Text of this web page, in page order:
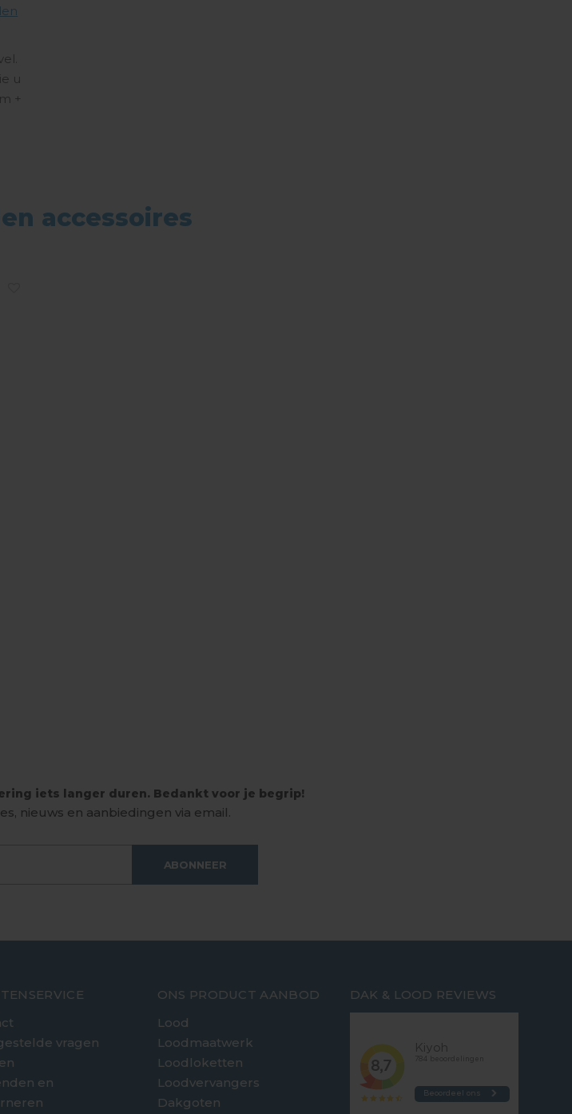
u
+
accessoires
iets langer duren. Bedankt voor je begrip!
nieuws en aanbiedingen via email.
ABONNEER
vragen
en
ONS PRODUCT AANBOD
Lood
Loodmaatwerk
Loodloketten
Loodvervangers
Dakgoten
DAK & LOOD REVIEWS